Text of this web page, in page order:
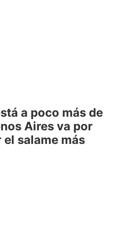
a poco más de
Aires va por
salame más